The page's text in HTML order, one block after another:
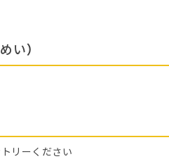
い）
リーください